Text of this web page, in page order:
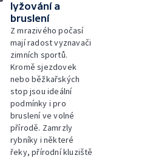
lyžování a
bruslení
Z mrazivého počasí
mají radost vyznavači
zimních sportů.
Kromě sjezdovek
nebo běžkařských
stop jsou ideální
podmínky i pro
bruslení ve volné
přírodě. Zamrzly
rybníky i některé
řeky, přírodní kluziště